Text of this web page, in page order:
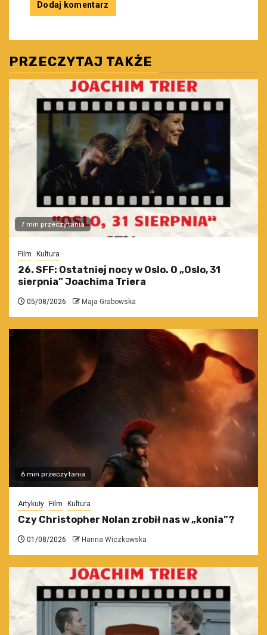
PRZECZYTAJ TAKŻE
7 min przeczytania
Film Kultura
26. SFF: Ostatniej nocy w Oslo. O „Oslo, 31
sierpnia” Joachima Triera
05/08/2026 Maja Grabowska
6 min przeczytania
Artykuły Film Kultura
Czy Christopher Nolan zrobił nas w „konia”?
01/08/2026 Hanna Wiczkowska